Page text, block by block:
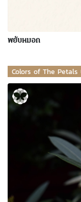
พยับหมอก
Colors of The Petals